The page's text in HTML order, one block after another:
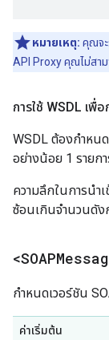
หมายเหตุ: คุณจะ
API Proxy คุณไม่สา
การใช้ WSDL เพื่
WSDL ต้องกำหน
อย่างน้อย 1 รายก
ความลึกในการนำ
ซ้อนเกินจำนวนดัง
กำหนดเวอร์ชัน
ค่าเริ่มต้น